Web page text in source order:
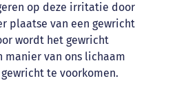
op deze irritatie door
plaatse van een gewricht
wordt het gewricht
manier van ons lichaam
te voorkomen.